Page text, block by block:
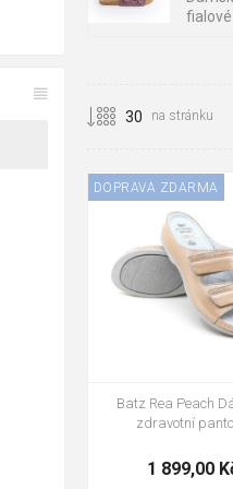
Textil:Letní
💡 Expertní tip
Plyšové
nevadí. Bez
- Tým
❓ Často
Lze
na stránku
DOPRAVA ZDARMA
Batz Rea Peach
zdravotní
1 899,00
37 38 39